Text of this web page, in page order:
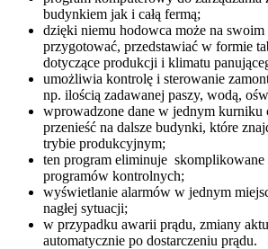
budynkiem jak i całą fermą;
dzięki niemu hodowca może na
przygotować, przedstawiać w formie
dotyczące produkcji i klimatu
umożliwia kontrolę i sterowanie
np. ilością zadawanej paszy, wodą,
wprowadzone dane w jednym kurniku
przenieść na dalsze budynki, które
trybie produkcyjnym;
ten program eliminuje skomplikowane
programów kontrolnych;
wyświetlanie alarmów w jednym
nagłej sytuacji;
w przypadku awarii prądu, zmiany
automatycznie po dostarczeniu prądu.